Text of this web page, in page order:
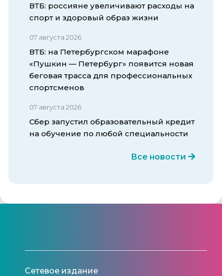
ВТБ: россияне увеличивают расходы на
спорт и здоровый образ жизни
07 августа 2026
ВТБ: на Петербургском марафоне
«Пушкин — Петербург» появится новая
беговая трасса для профессиональных
спортсменов
07 августа 2026
Сбер запустил образовательный кредит
на обучение по любой специальности
Все новости
Сетевое издание